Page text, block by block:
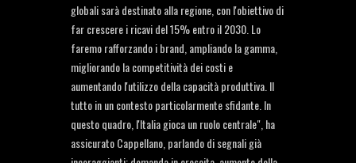
globali sarà destinato alla regione, con l'obiettivo di
far crescere i ricavi del 15% entro il 2030. Lo
faremo rafforzando i brand, ampliando la gamma,
migliorando la competitività dei costi e
aumentando l'utilizzo della capacità produttiva. Il
tutto in un contesto particolarmente sfidante. In
questo quadro, l'Italia gioca un ruolo centrale", ha
assicurato Cappellano, parlando di segnali già